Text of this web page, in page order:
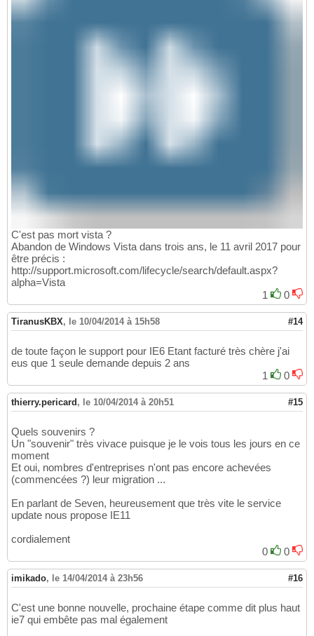
C'est pas mort vista ?
Abandon de Windows Vista dans trois ans, le 11 avril 2017 pour
être précis :
http://support.microsoft.com/lifecycle/search/default.aspx?
alpha=Vista
1
0
TiranusKBX, le 10/04/2014 à 15h58 #14
de toute façon le support pour IE6 Etant facturé très chère j'ai
eus que 1 seule demande depuis 2 ans
1
0
thierry.pericard , le 10/04/2014 à 20h51 #15
Quels souvenirs ?
Un "souvenir" très vivace puisque je le vois tous les jours en ce
moment
Et oui, nombres d'entreprises n'ont pas encore achevées
(commencées ?) leur migration ...
En parlant de Seven, heureusement que très vite le service
update nous propose IE11
cordialement
0
0
imikado, le 14/04/2014 à 23h56 #16
C'est une bonne nouvelle, prochaine étape comme dit plus haut
ie7 qui embête pas mal également